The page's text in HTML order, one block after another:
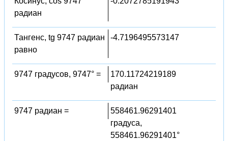
радиан
Тангенс, tg 9747 радиан
равно
-4.7196495573147
9747 градусов, 9747° =
170.11724219189
радиан
9747 радиан =
558461.96291401
градуса,
558461.96291401°